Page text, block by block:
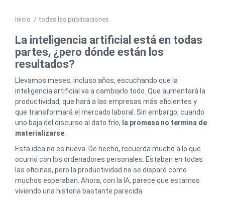
Inicio / todas las publicaciones
La inteligencia artificial está en todas
partes, ¿pero dónde están los
resultados?
Llevamos meses, incluso años, escuchando que la
inteligencia artificial va a cambiarlo todo. Que aumentará la
productividad, que hará a las empresas más eficientes y
que transformará el mercado laboral. Sin embargo, cuando
uno baja del discurso al dato frío, la promesa no termina de
materializarse
Esta idea no es nueva. De hecho, recuerda mucho a lo que
ocurrió con los ordenadores personales. Estaban en todas
las oficinas, pero la productividad no se disparó como
muchos esperaban. Ahora, con la IA, parece que estamos
viviendo una historia bastante parecida.